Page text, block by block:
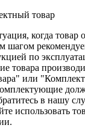
товар
когда товар
шагом
по
товара
или
в нашу
использовать